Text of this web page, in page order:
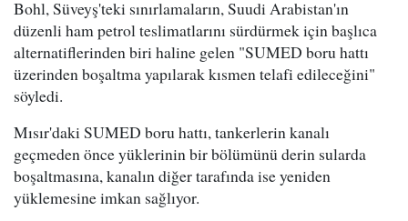
Bohl, Süveyş'teki sınırlamaların, Suudi Arabistan'ın
düzenli ham petrol teslimatlarını sürdürmek için başlıca
alternatiflerinden biri haline gelen "SUMED boru hattı
üzerinden boşaltma yapılarak kısmen telafi edileceğini"
söyledi.
Mısır'daki SUMED boru hattı, tankerlerin kanalı
geçmeden önce yüklerinin bir bölümünü derin sularda
boşaltmasına, kanalın diğer tarafında ise yeniden
yüklemesine imkan sağlıyor.